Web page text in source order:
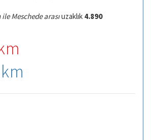
Meschede arasıuzaklık 4.890